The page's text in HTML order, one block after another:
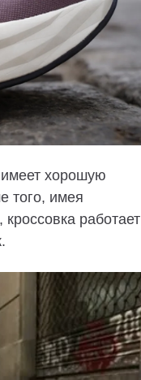
хорошую
того, имея
работает